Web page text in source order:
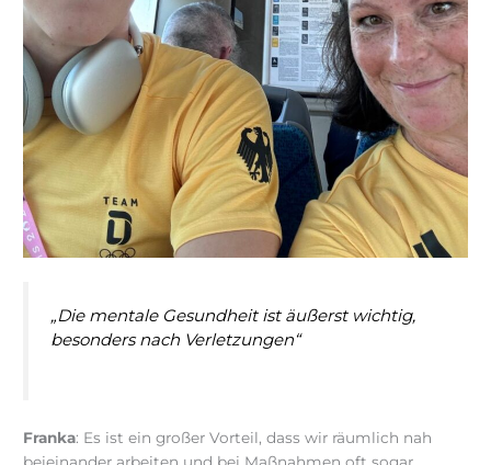
„Die mentale Gesundheit ist äußerst wichtig,
besonders nach Verletzungen“
Franka: Es ist ein großer Vorteil, dass wir räumlich nah